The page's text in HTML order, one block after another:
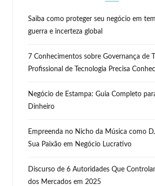
Saiba como proteger seu negócio em
guerra e incerteza global
7 Conhecimentos sobre Governança de
Profissional de Tecnologia Precisa
Negócio de Estampa: Guia Completo
Dinheiro
Empreenda no Nicho da Música como
Sua Paixão em Negócio Lucrativo
Discurso de 6 Autoridades Que
dos Mercados em 2025